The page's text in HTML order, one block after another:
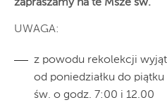
zapraszamy na te Msze św.
UWAGA:
z powodu rekolekcji
od poniedziałku do
św. o godz. 7:00 i 12.00